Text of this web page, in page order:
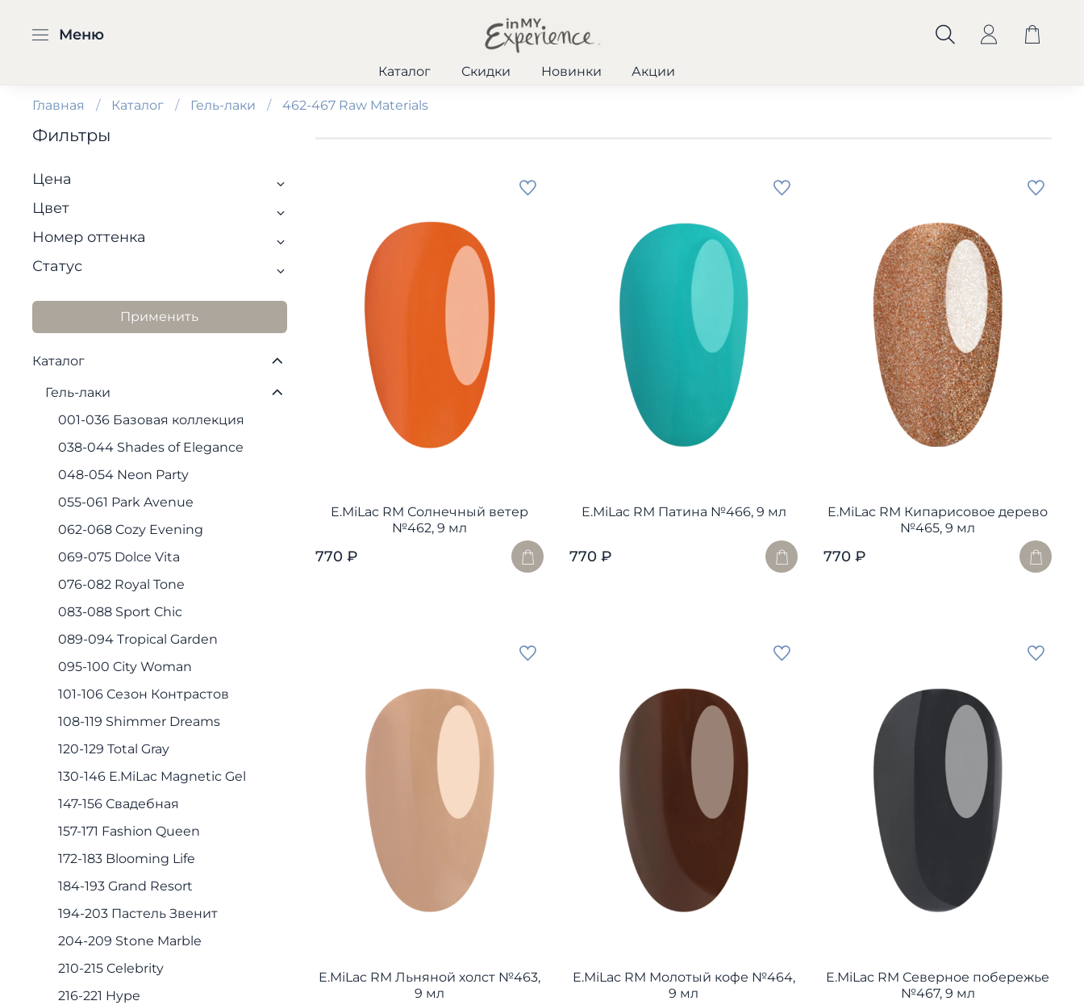
Меню
Каталог Скидки Новинки Акции
Главная Каталог Гель-лаки 462-467 Raw Materials
E.MiLac RM Солнечный ветер
№462, 9 мл
770 ₽
E.MiLac RM Патина №466, 9 мл
770 ₽
E.MiLac RM Кипарисовое дерево
№465, 9 мл
770 ₽
E.MiLac RM Льняной холст №463,
9 мл
E.MiLac RM Молотый кофе №464,
9 мл
E.MiLac RM Северное побережье
№467, 9 мл
Фильтры
Цена
Цвет
Номер оттенка
Статус
Применить
Каталог
Гель-лаки
001-036 Базовая коллекция
038-044 Shades of Elegance
048-054 Neon Party
055-061 Park Avenue
062-068 Cozy Evening
069-075 Dolce Vita
076-082 Royal Tone
083-088 Sport Chic
089-094 Tropical Garden
095-100 City Woman
101-106 Сезон Контрастов
108-119 Shimmer Dreams
120-129 Total Gray
130-146 E.MiLac Magnetic Gel
147-156 Свадебная
157-171 Fashion Queen
172-183 Blooming Life
184-193 Grand Resort
194-203 Пастель Звенит
204-209 Stone Marble
210-215 Celebrity
216-221 Hype